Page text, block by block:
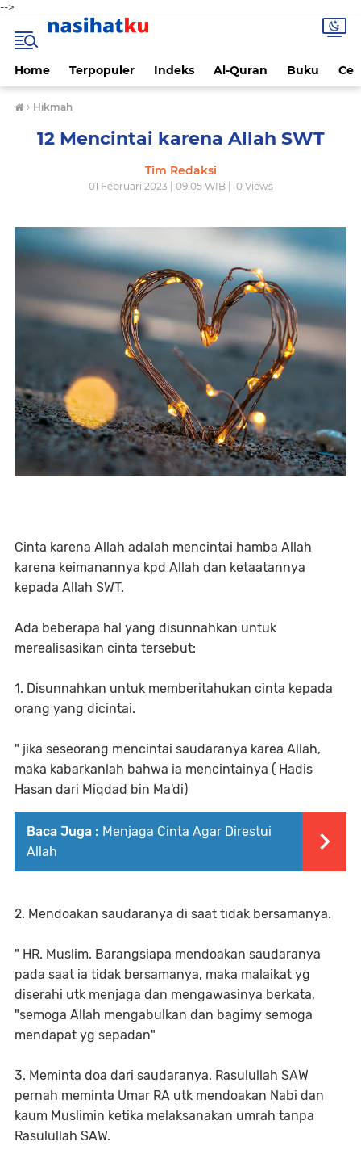
-->
Home Terpopuler Indeks Al-Quran Buku
› Hikmah
12 Mencintai karena Allah SWT
Tim Redaksi
01 Februari 2023 | 09:05 WIB | 0Views
Cinta karena Allah adalah mencintai hamba Allah
karena keimanannya kpd Allah dan ketaatannya
kepada Allah SWT.
Ada beberapa hal yang disunnahkan untuk
merealisasikan cinta tersebut:
1. Disunnahkan untuk memberitahukan cinta kepada
orang yang dicintai.
" jika seseorang mencintai saudaranya karea Allah,
maka kabarkanlah bahwa ia mencintainya ( Hadis
Hasan dari Miqdad bin Ma'di)
Baca Juga : Menjaga Cinta Agar Direstui
Allah
2. Mendoakan saudaranya di saat tidak bersamanya.
" HR. Muslim. Barangsiapa mendoakan saudaranya
pada saat ia tidak bersamanya, maka malaikat yg
diserahi utk menjaga dan mengawasinya berkata,
"semoga Allah mengabulkan dan bagimy semoga
mendapat yg sepadan"
3. Meminta doa dari saudaranya. Rasulullah SAW
pernah meminta Umar RA utk mendoakan Nabi dan
kaum Muslimin ketika melaksanakan umrah tanpa
Rasulullah SAW.